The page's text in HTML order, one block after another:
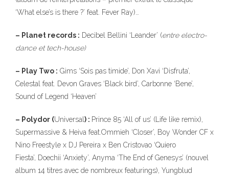
‘What else’s is there ?’ feat. Fever Ray)…
– Planet records : Decibel Bellini ‘Leander’ (entre electro-
dance et tech-house)
– Play Two : Gims ‘Sois pas timide’, Don Xavi ‘Disfruta’,
Celestal feat. Devon Graves ‘Black bird’, Carbonne ‘Bene’,
Sound of Legend ‘Heaven’
– Polydor (Universal ) : Prince 85 ‘All of us’ (Life like remix),
Supermassive & Heiva feat.Ommieh ‘Closer’, Boy Wonder CF x
Nino Freestyle x DJ Pereira x Ben Cristovao ‘Quiero
Fiesta’, Doechii ‘Anxiety’, Anyma ‘The End of Genesys’ (nouvel
album 14 titres avec de nombreux featurings), Yungblud